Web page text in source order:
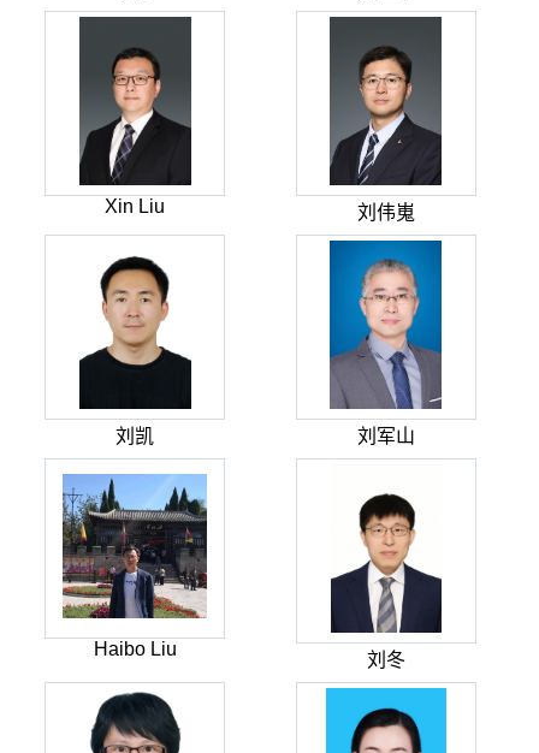
Xin Liu 刘伟嵬
刘凯 刘军山
Haibo Liu
刘冬